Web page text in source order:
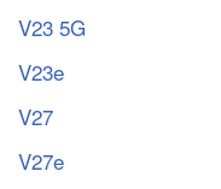
V23 5G
V23e
V27
V27e